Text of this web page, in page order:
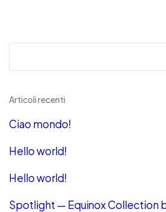
Articoli recenti
Ciao mondo!
Hello world!
Hello world!
Spotlight — Equinox Collection